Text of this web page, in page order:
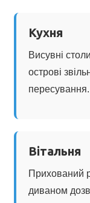
Кухня
Висувні
острові
пересування.
Вітальня
Прихований
диваном